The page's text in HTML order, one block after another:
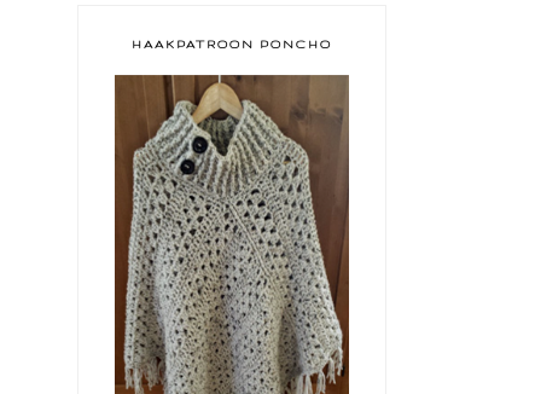
HAAKPATROON PONCHO